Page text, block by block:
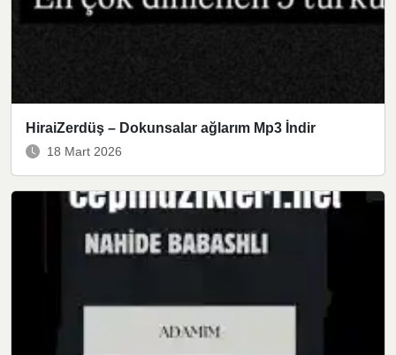
HiraiZerdüş – Dokunsalar ağlarım Mp3 İndir
18 Mart 2026